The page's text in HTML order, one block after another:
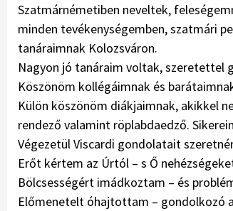
Szatmárnémetiben neveltek,
minden tevékenységemben, szatmári
tanáraimnak Kolozsváron.
Nagyon jó tanáraim voltak, szeretettel
Köszönöm kollégáimnak és
Külön köszönöm diákjaimnak, akikkel
rendező valamint röplabdaedző.
Végezetül Viscardi gondolatait
Erőt kértem az Úrtól – s Ő
Bölcsességért imádkoztam – és
Előmenetelt óhajtottam – gondolkozó